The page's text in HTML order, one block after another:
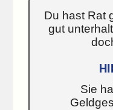
Du hast Rat
gut
Sie